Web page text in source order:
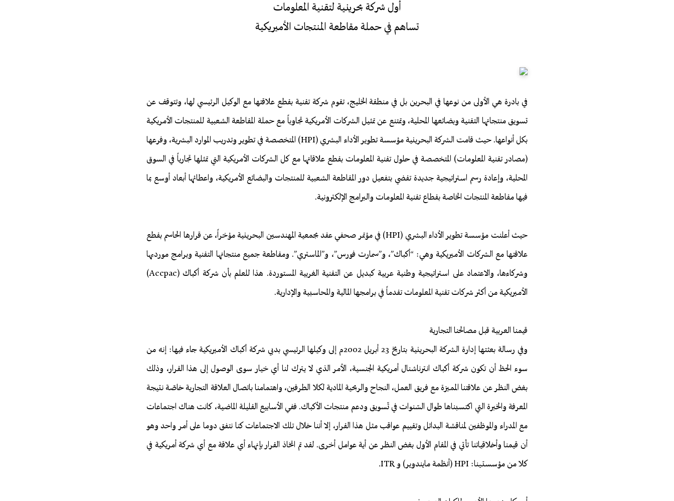
أول شركة بحرينية لتقنية المعلومات
تساهم في حملة مقاطعة المنتجات الأميريكية
في بادرة هي الأولى من نوعها في البحرين بل في منطقة الخليج، تقوم شركة تقنية بقطع علاقتها مع الوكيل الرئيسي لها، وتتوقف عن
تسويق منتجاتها التقنية وبضائعها المحلية، وتمتنع عن تمثيل الشركات الأمريكية تجاوباً مع حملة المقاطعة الشعبية للمنتجات الأمريكية
بكل أنواعها. حيث قامت الشركة البحرينية مؤسسة تطوير الأداء البشري (HPI) المتخصصة في تطوير وتدريب الموارد البشرية، وفرعها
(مصادر تقنية المعلومات) المتخصصة في حلول تقنية المعلومات بقطع علاقاتها مع كل الشركات الأمريكية التي تمثلها تجارياً في السوق
المحلية، وإعادة رسم استراتيجية جديدة تقضي بتفعيل دور المقاطعة الشعبية للمنتجات والبضائع الأمريكية، واعطائها أبعاد أوسع بما
فيها مقاطعة المنتجات الخاصة بقطاع تقنية المعلومات والبرامج الإلكترونية.
حيث أعلنت مؤسسة تطوير الأداء البشري (HPI) في مؤتمر صحفي عقد بجمعية المهندسين البحرينية مؤخراً، عن قرارها الحاسم بقطع
علاقتها مع الشركات الأميريكية وهي: “أكباك”، و”سمارت فورس”، و”الماستري”. ومقاطعة جميع منتجاتها التقنية وبرامج مورديها
وشركاءها، والاعتماد على استراتيجية وطنية عربية كبديل عن التقنية الغربية المستوردة. هذا للعلم بأن شركة أكباك (Accpac)
الأميريكية من أكثر شركات تقنية المعلومات تقدماً في برامجها المالية والمحاسبية والإدارية.
قيمنا العربية قبل مصالحنا التجارية
وفي رسالة بعثتها إدارة الشركة البحرينية بتاريخ 23 أبريل 2002م إلى وكيلها الرئيسي بدبي شركة أكباك الأميريكية جاء فيها: إنه من
سوء الحظ أن تكون شركة أكباك انترناشنال أمريكية الجنسية، الأمر الذي لا يترك لنا أي خيار سوى الوصول إلى هذا القرار، وذلك
بغض النظر عن علاقتنا المميزة مع فريق العمل، النجاح والربحية المادية لكلا الطرفين، واهتمامنا باتصال العلاقة التجارية خاصّة نتيجة
المعرفة والخبرة التي اكتسبناها طوال السّنوات في تّسويق ودعم منتجات الأكباك. ففي الأسابيع القليلة الماضية، كانت هناك اجتماعات
مع المدراء والموظفين لمناقشة البدائل وتقييم عواقب مثل هذا القرار، إلا أننا خلال تلك الاجتماعات كنا نتفق دوما على أمر واحد وهو
أن قيمنا وأخلاقياتنا تأتي في المقام الأول بغض النظر عن أية عوامل أخرى. لقد تم اتخاذ القرار بإنهاء أي علاقة مع أي شركة أمريكية في
كلا من مؤسستينا: HPI (أنظمة مايندوير) و ITR.